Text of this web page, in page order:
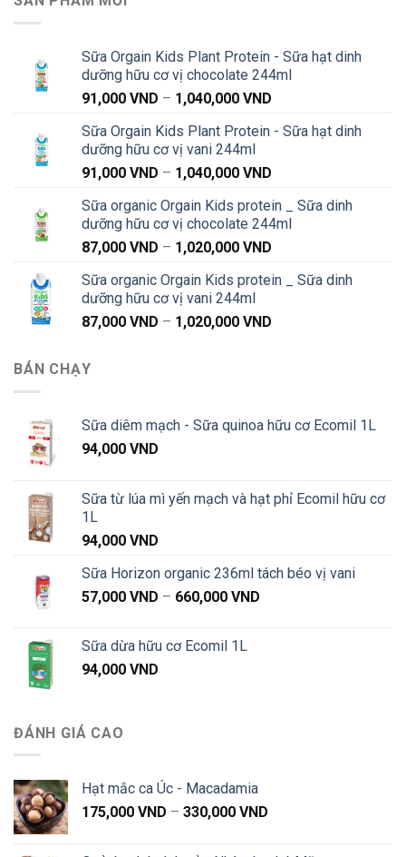
Sữa Orgain Kids Plant Protein - Sữa hạt dinh
dưỡng hữu cơ vị chocolate 244ml
91,000 VND – 1,040,000 VND
từ
Sữa Orgain Kids Plant Protein - Sữa hạt dinh
dưỡng hữu cơ vị vani 244ml
91,000 VND – 1,040,000 VND
từ
91,000 VND
Sữa organic Orgain Kids protein _ Sữa dinh
dưỡng hữu cơ vị chocolate 244ml
87,000 VND – 1,020,000 VND
từ
Sữa organic Orgain Kids protein _ Sữa dinh
dưỡng hữu cơ vị vani 244ml
87,000 VND – 1,020,000 VND
1,020,000 VND
BÁN CHẠY
Sữa diêm mạch - Sữa quinoa hữu cơ Ecomil 1L
94,000 VND
Sữa từ lúa mì yến mạch và hạt phỉ Ecomil hữu cơ
1L
94,000 VND
Sữa Horizon organic 236ml tách béo vị vani
57,000 VND – 660,000 VND
Sữa dừa hữu cơ Ecomil 1L
94,000 VND
ĐÁNH GIÁ CAO
Hạt mắc ca Úc - Macadamia
175,000 VND – 330,000 VND